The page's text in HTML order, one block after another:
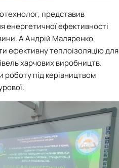
представив
енергетичної ефективності
А Андрій Маляренко
ефективну теплоізоляцію для
харчових виробництв.
під керівництвом